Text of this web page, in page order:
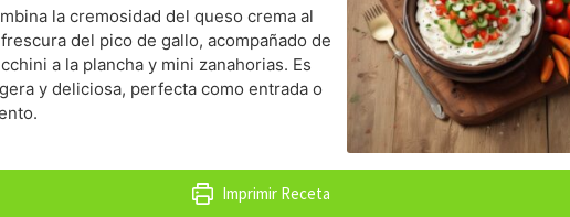
la cremosidad del queso crema al
del pico de gallo, acompañado de
a la plancha y mini zanahorias. Es
y deliciosa, perfecta como entrada o
Imprimir Receta